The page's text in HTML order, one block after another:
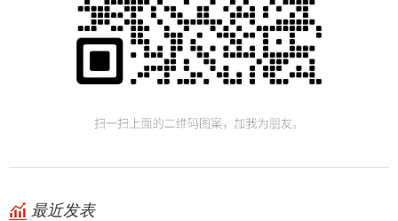
最近发表